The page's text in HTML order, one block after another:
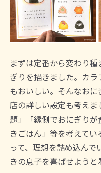
まずは定番から変わり
ぎりを描きました。カ
もおいしい。そんなお
店の詳しい設定も考え
題」「縁側でおにぎり
きごはん」等を考えて
って、理想を詰め込ん
きの息子を喜ばせよう